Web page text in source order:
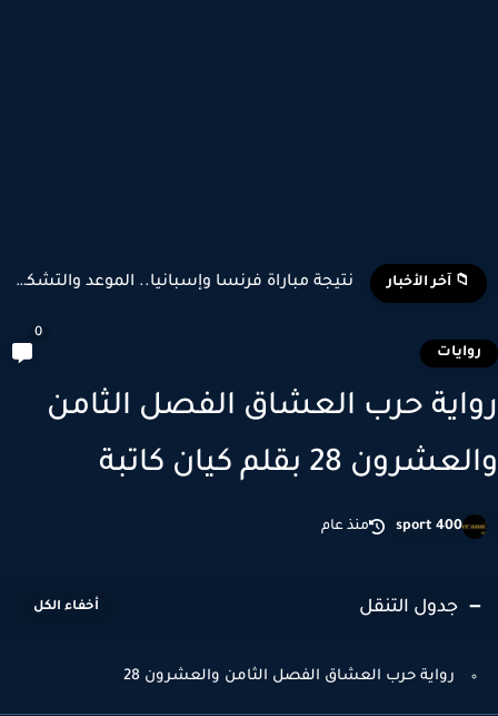
📁 آخر الأخبار نتيجة مباراة فرنسا وإسبانيا.. الموعد والتشكيل المتوقع وأبرز اللاعبين...
حرب العشاق الفصل الثامن
28 بقلم كيان كاتبة
sport 400 منذ عام
جدول التنقل
رواية حرب العشاق الفصل الثامن والعشرون 28